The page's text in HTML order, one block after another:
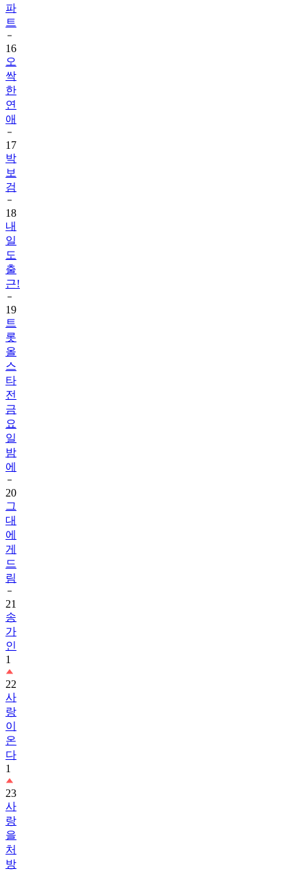
파
트
16
오
싹
한
연
애
17
박
보
검
18
내
일
도
출
근!
19
트
롯
올
스
타
전
금
요
일
밤
에
20
그
대
에
게
드
림
21
송
가
인
1
22
사
랑
이
온
다
1
23
사
랑
을
처
방